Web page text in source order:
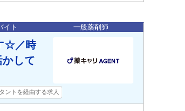
イト 一般薬剤師
☆／時
して
ントを経由する求人